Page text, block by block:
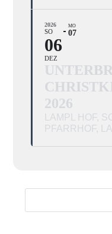
2026
SO
06
DEZ
MO
07
2026
LAMPL HOF,
PFARRHOF,